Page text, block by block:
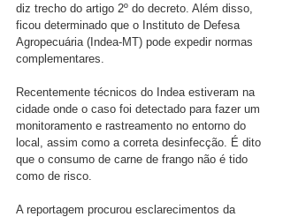
diz trecho do artigo 2º do decreto. Além disso,
ficou determinado que o Instituto de Defesa
Agropecuária (Indea-MT) pode expedir normas
complementares.
Recentemente técnicos do Indea estiveram na
cidade onde o caso foi detectado para fazer um
monitoramento e rastreamento no entorno do
local, assim como a correta desinfecção. É dito
que o consumo de carne de frango não é tido
como de risco.
A reportagem procurou esclarecimentos da